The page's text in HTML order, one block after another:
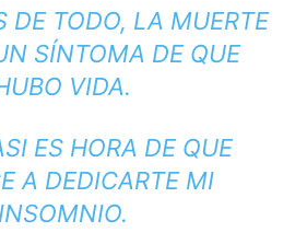
DE TODO, LA MUERTE
SÍNTOMA DE QUE
VIDA.
ES HORA DE QUE
A DEDICARTE MI
INSOMNIO.